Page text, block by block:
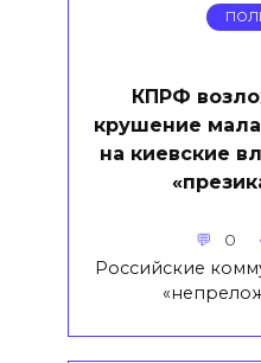
КПРФ
крушение
на киевские
0
Российские